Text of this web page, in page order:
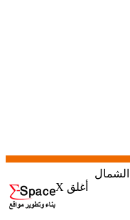
X أغلق